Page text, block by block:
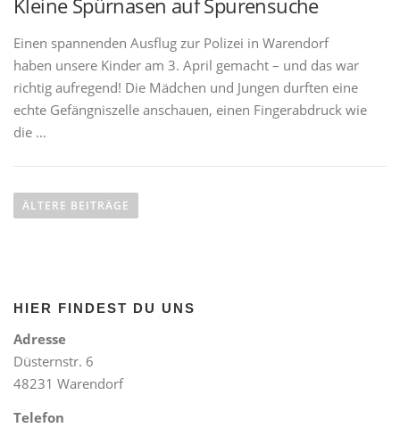
Kleine Spürnasen auf Spurensuche
Einen spannenden Ausflug zur Polizei in Warendorf
haben unsere Kinder am 3. April gemacht – und das war
richtig aufregend! Die Mädchen und Jungen durften eine
echte Gefängniszelle anschauen, einen Fingerabdruck wie
die …
e
i
g
s
n
a
v
ÄLTERE BEITRÄGE
HIER FINDEST DU UNS
Adresse
Düsternstr. 6
48231 Warendorf
Telefon